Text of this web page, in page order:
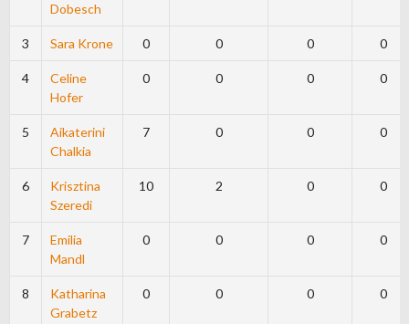
Dobesch
3 Sara Krone 0 0 0 0
4
Celine
Hofer
0 0 0 0
5
Aikaterini
Chalkia
7 0 0 0
6
Krisztina
Szeredi
10 2 0 0
7
Emilia
Mandl
0 0 0 0
8
Katharina
Grabetz
0 0 0 0